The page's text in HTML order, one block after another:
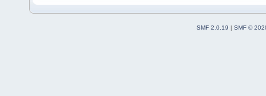
SMF 2.0.19
SMF ©